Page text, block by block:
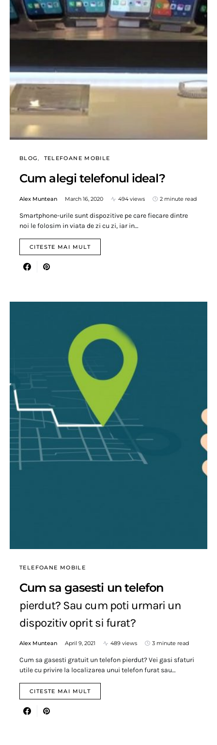
BLOG TELEFOANE MOBILE
Cum alegi telefonul ideal?
Alex Muntean March 16, 2020 494 views 2 minute read
Smartphone-urile sunt dispozitive pe care fiecare dintre
noi le folosim in viata de zi cu zi, iar in…
CITESTE MAI MULT
TELEFOANE MOBILE
Cum sa gasesti un telefon
pierdut? Sau cum poti urmari un
dispozitiv oprit si furat?
Alex Muntean April 9, 2021 489 views 3 minute read
Cum sa gasesti gratuit un telefon pierdut? Vei gasi sfaturi
utile cu privire la localizarea unui telefon furat sau…
CITESTE MAI MULT